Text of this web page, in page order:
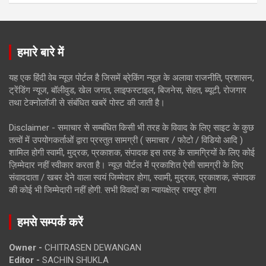
हमारे बारे में
यह एक हिंदी वेब न्यूज़ पोर्टल है जिसमें ब्रेकिंग न्यूज़ के अलावा राजनीति, प्रशासन,
ट्रेंडिंग न्यूज, बॉलीवुड, खेल जगत, लाइफस्टाइल, बिजनेस, सेहत, ब्यूटी, रोजगार
तथा टेक्नोलॉजी से संबंधित खबरें पोस्ट की जाती है।
Disclaimer - समाचार से सम्बंधित किसी भी तरह के विवाद के लिए साइट के कुछ
तत्वों में उपयोगकर्ताओं द्वारा प्रस्तुत सामग्री ( समाचार / फोटो / विडियो आदि )
शामिल होगी स्वामी, मुद्रक, प्रकाशक, संपादक इस तरह के सामग्रियों के लिए कोई
ज़िम्मेदार नहीं स्वीकार करता है। न्यूज़ पोर्टल में प्रकाशित ऐसी सामग्री के लिए
संवाददाता / खबर देने वाला स्वयं जिम्मेदार होगा, स्वामी, मुद्रक, प्रकाशक, संपादक
की कोई भी जिम्मेदारी नहीं होगी. सभी विवादों का न्यायक्षेत्र रायपुर होगा
हमसे सम्पर्क करें
Owner - CHITRASEN DEWANGAN
Editor - SACHIN SHUKLA